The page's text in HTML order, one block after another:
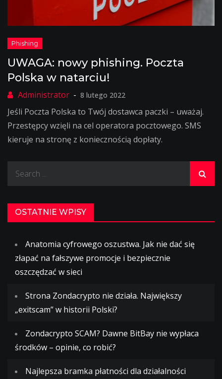
UWAGA: nowy phishing. Poczta
Polska w natarciu!
8 lutego 2022
Jeśli Poczta Polska to Twój dostawca paczki – uważaj.
Przestępcy wzięli na cel operatora pocztowego. SMS
kieruje na stronę z koniecznością dopłaty.
OSTATNIE WPISY
Anatomia cyfrowego oszustwa. Jak nie dać się
złapać na fałszywe promocje i bezpiecznie
oszczędzać w sieci
Strona Zondacrypto nie działa. Największy
„exitscam” w historii Polski?
Zondacrypto SCAM? Dawne BitBay nie wypłaca
środków – opinie, co robić?
Najlepsza bramka płatności dla działalności